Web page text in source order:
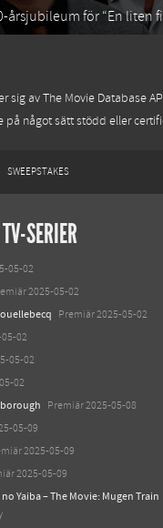
årsjubileum för “En liten
sig av The Movie Database
på något sätt stödd eller
SWEEPSTAKES
SERIER
05-02
2025-05-02
Premiär 2025-05-02
02
05-02
02
Premiär 2025-05-08
05-09
2025-05-09
2025-05-09
Yaiba – The Movie: Mugen Train